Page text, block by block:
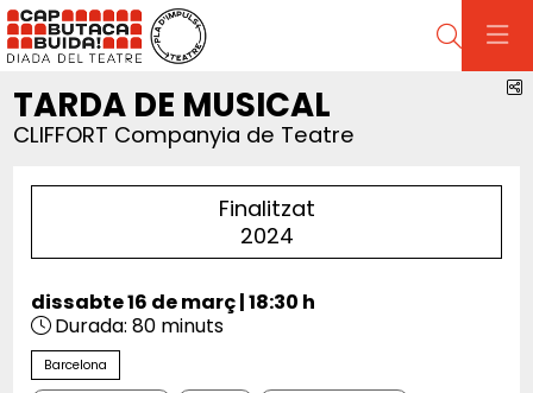
Cerca
TARDA DE MUSICAL
CLIFFORT Companyia de Teatre
Finalitzat
2024
dissabte 16 de març|18:30 h
Durada: 80 minuts
Barcelona